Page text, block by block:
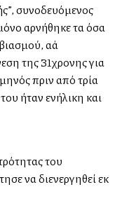
συνοδευόμενος
αρνήθηκε τα όσα
αλλά
της 31χρονης για
πριν από τρία
ήταν ενήλικη και
του
να διενεργηθεί εκ